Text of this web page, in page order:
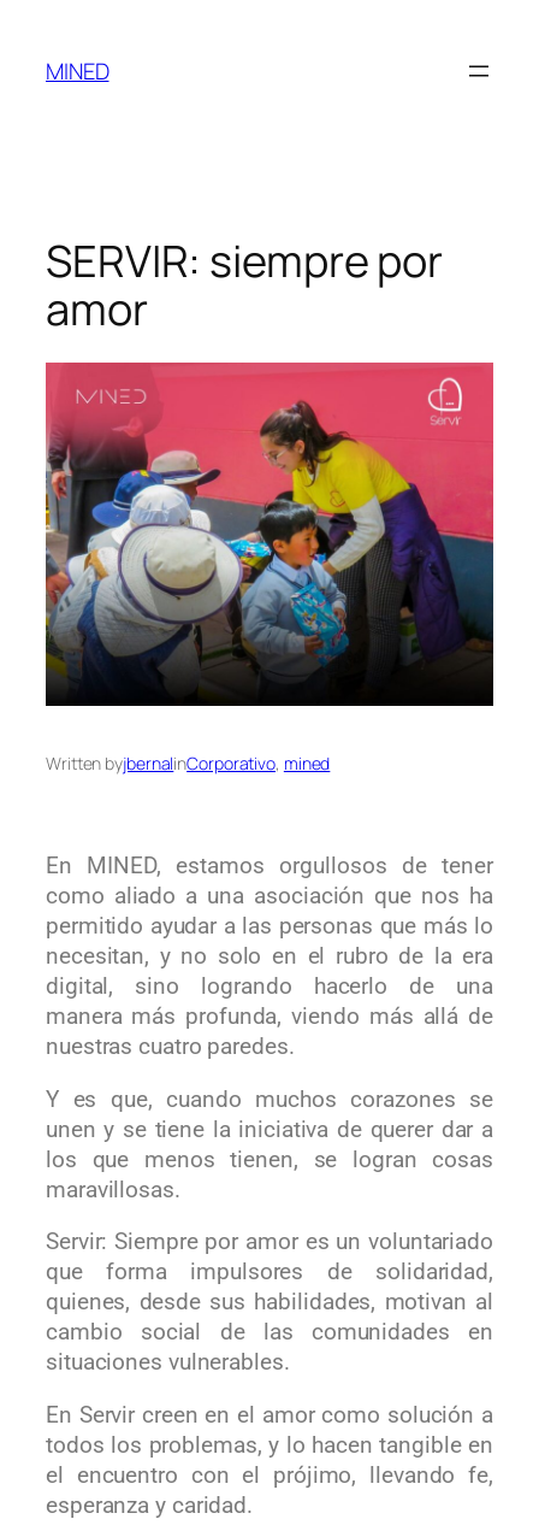
MINED
SERVIR: siempre por
amor
Written byjbernalinCorporativo, mined
En MINED, estamos orgullosos de tener
como aliado a una asociación que nos ha
permitido ayudar a las personas que más lo
necesitan, y no solo en el rubro de la era
digital, sino logrando hacerlo de una
manera más profunda, viendo más allá de
nuestras cuatro paredes.
Y es que, cuando muchos corazones se
unen y se tiene la iniciativa de querer dar a
los que menos tienen, se logran cosas
maravillosas.
Servir: Siempre por amor es un voluntariado
que forma impulsores de solidaridad,
quienes, desde sus habilidades, motivan al
cambio social de las comunidades en
situaciones vulnerables.
En Servir creen en el amor como solución a
todos los problemas, y lo hacen tangible en
el encuentro con el prójimo, llevando fe,
esperanza y caridad.